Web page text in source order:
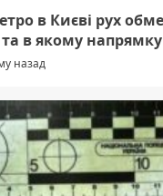
в Києві рух
в якому напрямку
назад